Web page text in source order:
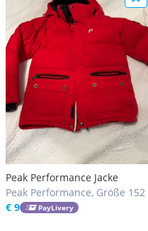
Peak Performance Jacke
Peak Performance, Größe 152
€ 9
PayLivery